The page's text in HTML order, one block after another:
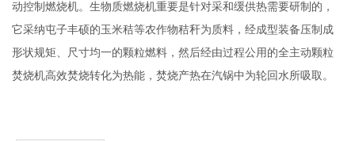
动控制燃烧机。生物质燃烧机重要是针对采和缓供热需要研制的，
它采纳屯子丰硕的玉米秸等农作物秸秆为质料，经成型装备压制成
形状规矩、尺寸均一的颗粒燃料，然后经由过程公用的全主动颗粒
焚烧机高效焚烧转化为热能，焚烧产热在汽锅中为轮回水所吸取。